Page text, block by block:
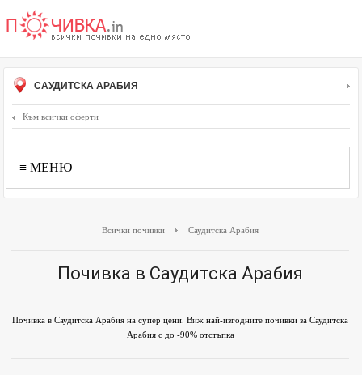
САУДИТСКА АРАБИЯ
Към всички оферти
≡ МЕНЮ
Всички почивки Саудитска Арабия
Почивка в Саудитска Арабия
Почивка в Саудитска Арабия на супер цени. Виж най-изгодните почивки за Саудитска
Арабия с до -90% отстъпка